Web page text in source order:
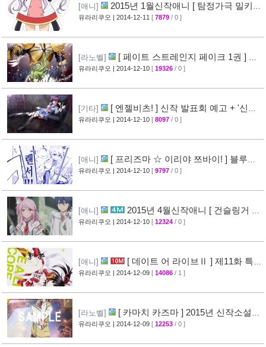
[애니]
2015년 1월신작애니 [ 탐정가극 밀키홈
즈 TD ] PV 영상 공개 [34]
유라리쿠오 | 2014-12-11 [ 7879 / 0 ]
[라노벨]
[ 페이트 스트레인지 페이크 1권 ] 표
지 + 개요 + [ 로드 엘멜로이 2세의 사건부 ] 발
유라리쿠오 | 2014-12-10 [ 19326 / 0 ]
[기타]
[ 엔젤비츠! ] 신작 발표회 예고 + '신규
프로젝트' 작품 발표 예정 [84]
유라리쿠오 | 2014-12-10 [ 8097 / 0 ]
[애니]
[ 프리즈마 ☆ 이리야 쯔바이! ] 블루레
이 특전영상 3화 공개 [38]
유라리쿠오 | 2014-12-10 [ 9797 / 0 ]
[애니]
2015년 4월신작애니 [ 건슬링거 스
트라토스 ] 애니메이션화 결정 + PV 영상 공
유라리쿠오 | 2014-12-10 [ 12324 / 0 ]
[애니]
[ 데이트 어 라이브Ⅱ ] 제11화 특
전영상 선행컷 + 발매정보 [65]
유라리쿠오 | 2014-12-09 [ 14086 / 1 ]
[라노벨]
[ 카마치 카즈마 ] 2015년 신작소설
발매 예정표 + [ 신약 어떤 마술의 금서목록 12
유라리쿠오 | 2014-12-09 [ 12253 / 0 ]